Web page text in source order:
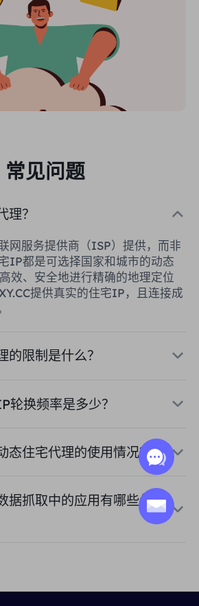
常见问题
理？
网服务提供商（ISP）提供，而非
IP都是可选择国家和城市的动态
效、安全地进行精确的地理定位
提供真实的住宅IP，且连接成
的限制是什么？
轮换频率是多少？
态住宅代理的使用情况？
据抓取中的应用有哪些优